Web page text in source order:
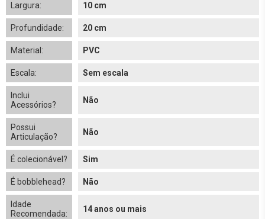
Largura: 10 cm
Profundidade: 20 cm
Material: PVC
Escala: Sem escala
Inclui
Acessórios?
Não
Possui
Articulação?
Não
É colecionável? Sim
É bobblehead? Não
Idade
Recomendada:
14 anos ou mais